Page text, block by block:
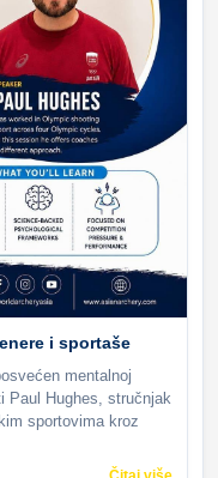
i sportaše
mentalnoj
Paul Hughes, stručnjak
sportovima kroz